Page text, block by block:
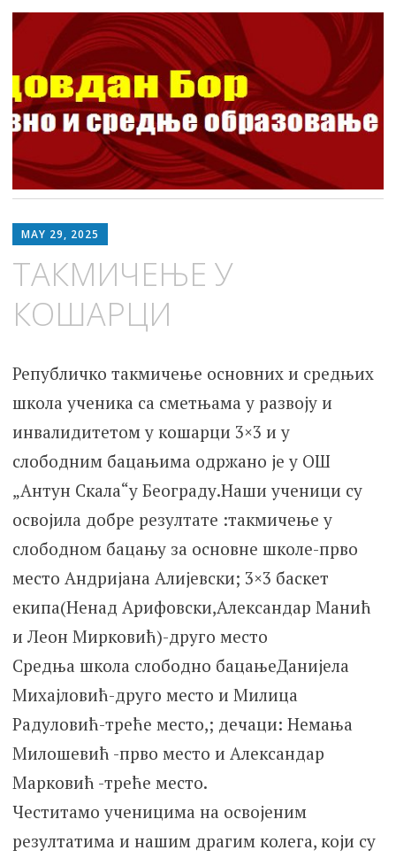
ШОСО Видовдан Бор
Школа за основно и средње образовање
to
MAY 29, 2025
ТАКМИЧЕЊЕ У
КОШАРЦИ
Републичко такмичење основних и средњих
школа ученика са сметњама у развоју и
инвалидитетом у кошарци 3×3 и у
слободним бацањима одржано је у ОШ
„Антун Скала“у Београду.Наши ученици су
освојила добре резултате :такмичење у
слободном бацању за основне школе-прво
место Андријана Алијевски; 3×3 баскет
екипа(Ненад Арифовски,Александар Манић
и Леон Мирковић)-друго место
Средња школа слободно бацањеДанијела
Михајловић-друго место и Милица
Радуловић-треће место,; дечаци: Немања
Милошевић -прво место и Александар
Марковић -треће место.
Честитамо ученицима на освојеним
резултатима и нашим драгим колега, који су